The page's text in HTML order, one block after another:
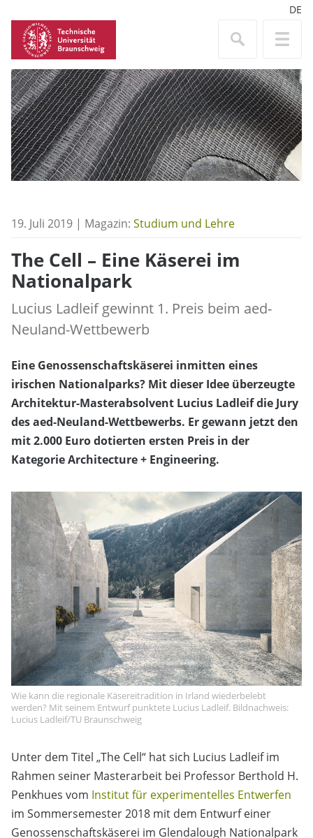
DE
19. Juli 2019 | Magazin: Studium und Lehre
The Cell – Eine Käserei im
Nationalpark
Lucius Ladleif gewinnt 1. Preis beim aed-
Neuland-Wettbewerb
Eine Genossenschaftskäserei inmitten eines
irischen Nationalparks? Mit dieser Idee überzeugte
Architektur-Masterabsolvent Lucius Ladleif die Jury
des aed-Neuland-Wettbewerbs. Er gewann jetzt den
mit 2.000 Euro dotierten ersten Preis in der
Kategorie Architecture + Engineering.
Wie kann die regionale Käsereitradition in Irland wiederbelebt
werden? Mit seinem Entwurf punktete Lucius Ladleif. Bildnachweis:
Lucius Ladleif/TU Braunschweig
Unter dem Titel „The Cell“ hat sich Lucius Ladleif im
Rahmen seiner Masterarbeit bei Professor Berthold H.
Penkhues vom Institut für experimentelles Entwerfen
im Sommersemester 2018 mit dem Entwurf einer
Genossenschaftskäserei im Glendalough Nationalpark